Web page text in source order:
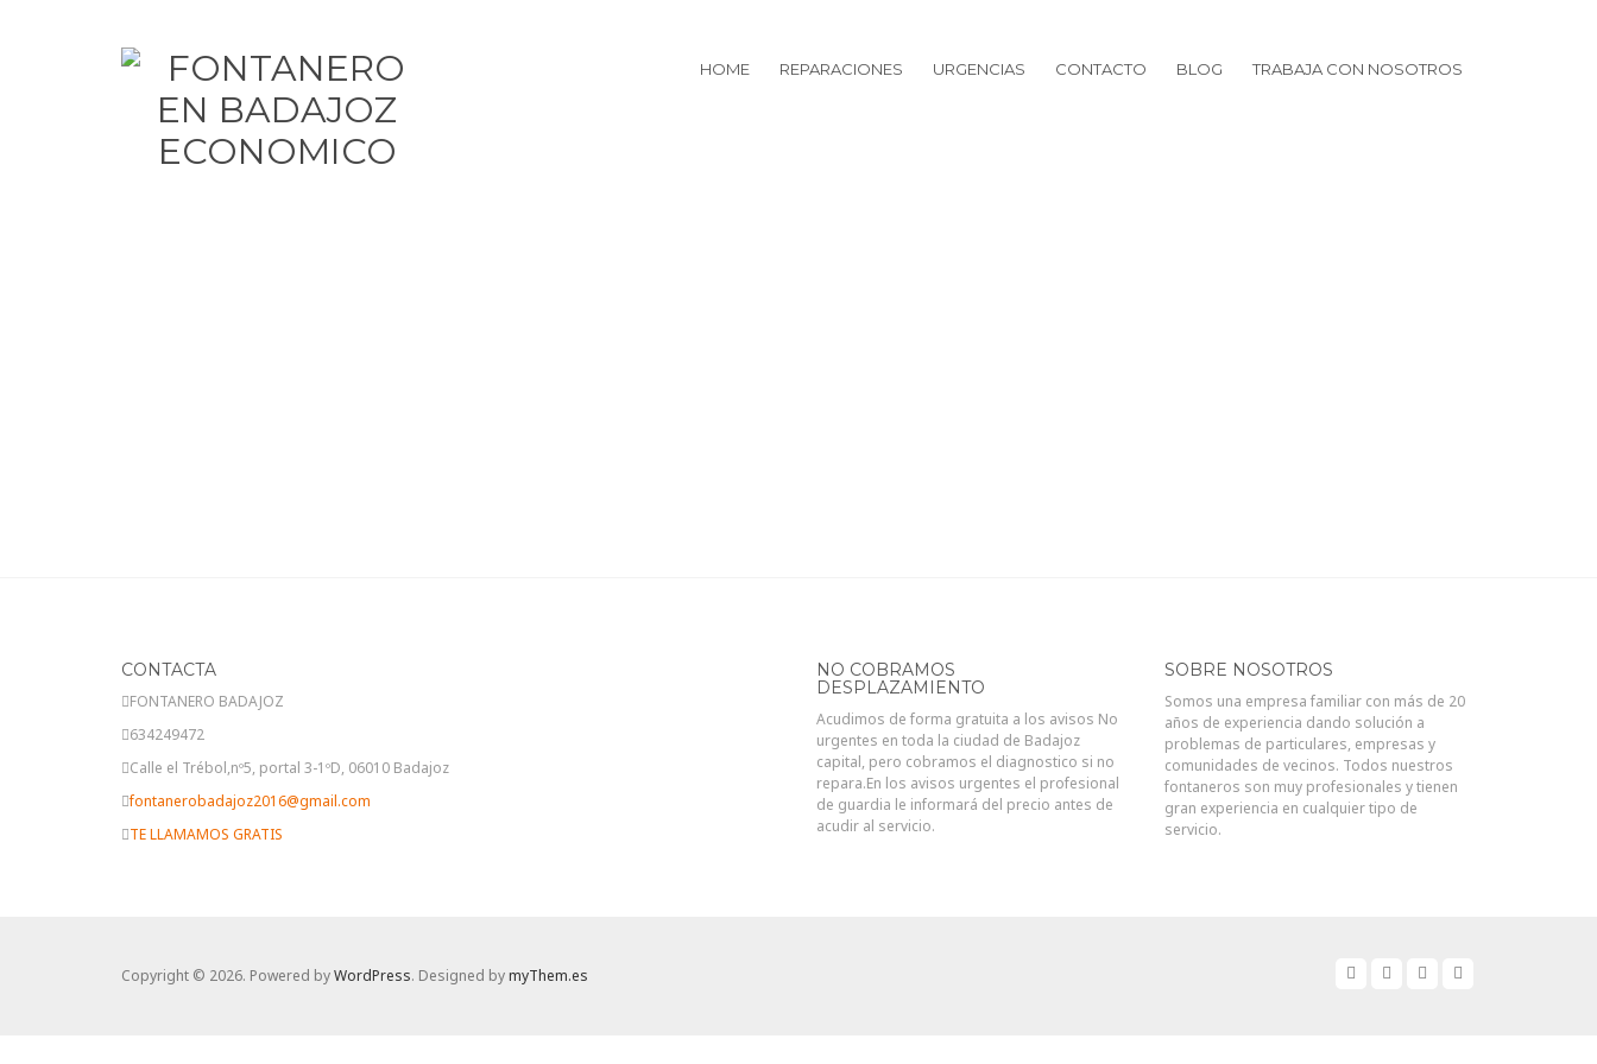
HOME REPARACIONES URGENCIAS CONTACTO BLOG TRABAJA CON NOSOTROS
CONTACTA
FONTANERO BADAJOZ
634249472
Calle el Trébol,nº5, portal 3-1ºD, 06010 Badajoz
fontanerobadajoz2016@gmail.com
TE LLAMAMOS GRATIS
NO COBRAMOS
DESPLAZAMIENTO
Acudimos de forma gratuita a los avisos No
urgentes en toda la ciudad de Badajoz
capital, pero cobramos el diagnostico si no
repara.En los avisos urgentes el profesional
de guardia le informará del precio antes de
acudir al servicio.
SOBRE NOSOTROS
Somos una empresa familiar con más de 20
años de experiencia dando solución a
problemas de particulares, empresas y
comunidades de vecinos. Todos nuestros
fontaneros son muy profesionales y tienen
gran experiencia en cualquier tipo de
servicio.
Copyright © 2026. Powered byWordPress. Designed bymyThem.es